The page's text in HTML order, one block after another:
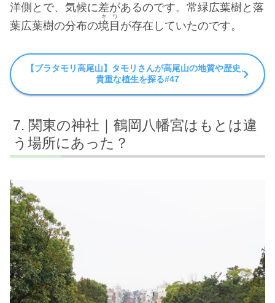
洋側とで、気候に差があるのです。常緑広葉樹と落
葉広葉樹の分布の境目
キワ
が存在していたのです。
【ブラタモリ高尾山】タモリさんが高尾山の地質や歴史、
貴重な植生を探る#47
関東の神社｜鶴岡八幡宮はもとは違
う場所にあった？